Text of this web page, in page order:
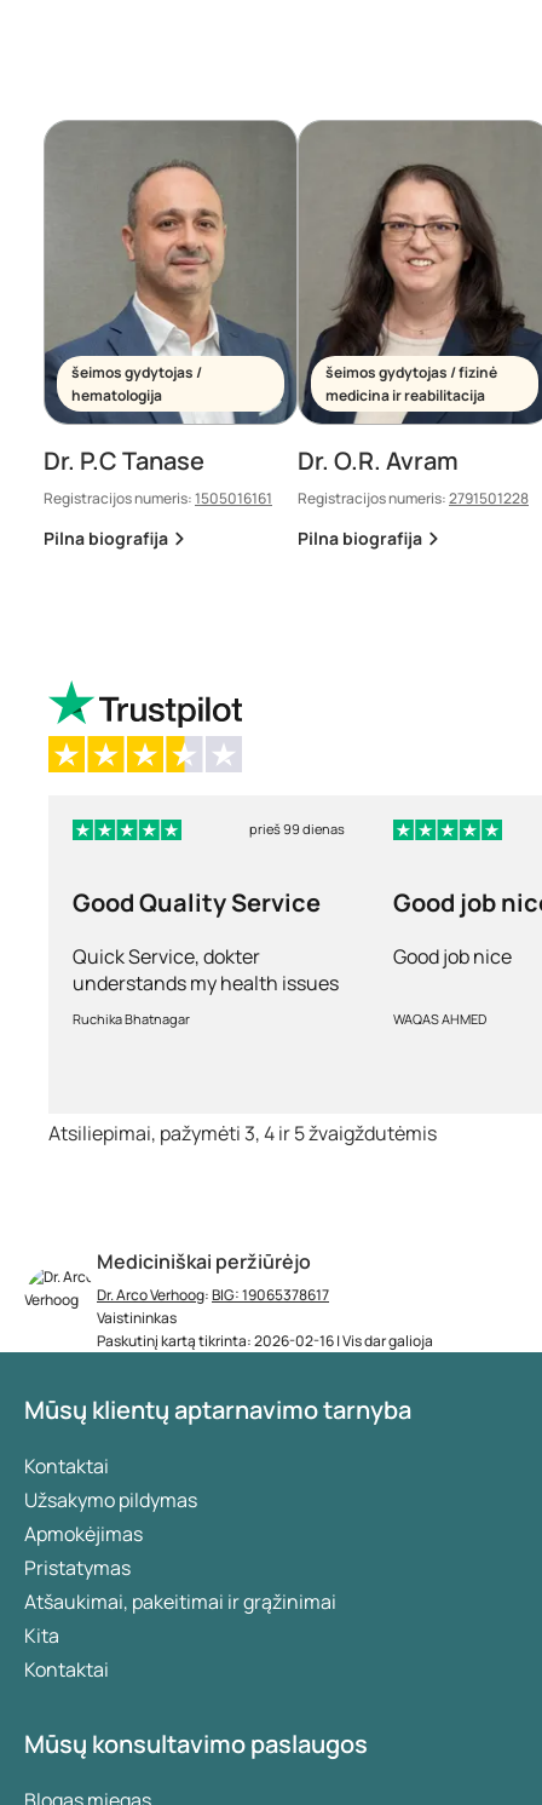
Mediciniškai peržiūrėjo
Dr. Arco Verhoog:BIG: 19065378617
Vaistininkas
Paskutinį kartą tikrinta: 2026-02-16 | Vis dar galioja
šeimos gydytojas /
hematologija
Dr. P.C Tanase
Registracijos numeris:1505016161
Pilna biografija
šeimos gydytojas / fizinė
medicina ir reabilitacija
Dr. O.R. Avram
Registracijos numeris:2791501228
Pilna biografija
prieš 99 dienas
Good Quality Service
Quick Service, dokter
understands my health issues
and good diagnosis
Ruchika Bhatnagar
Good job
Good job nice
WAQAS AHMED
Atsiliepimai, pažymėti 3, 4 ir 5 žvaigždutėmis
Mūsų klientų aptarnavimo tarnyba
Kontaktai
Užsakymo pildymas
Apmokėjimas
Pristatymas
Atšaukimai, pakeitimai ir grąžinimai
Kita
Kontaktai
Mūsų konsultavimo paslaugos